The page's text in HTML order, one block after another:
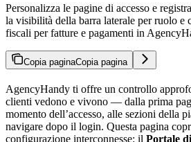
Personalizza le pagine di accesso e
la visibilità della barra laterale per ruolo e
fiscali per fatture e pagamenti in
Copia paginaCopia pagina
AgencyHandy ti offre un controllo
clienti vedono e vivono — dalla prima
momento dell’accesso, alle sezioni della
navigare dopo il login. Questa pagina
configurazione interconnesse: il Portale